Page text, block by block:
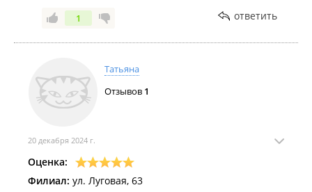
1 ответить
Татьяна
Отзывов 1
20 декабря 2024 г.
Оценка:
Филиал: ул. Луговая, 63